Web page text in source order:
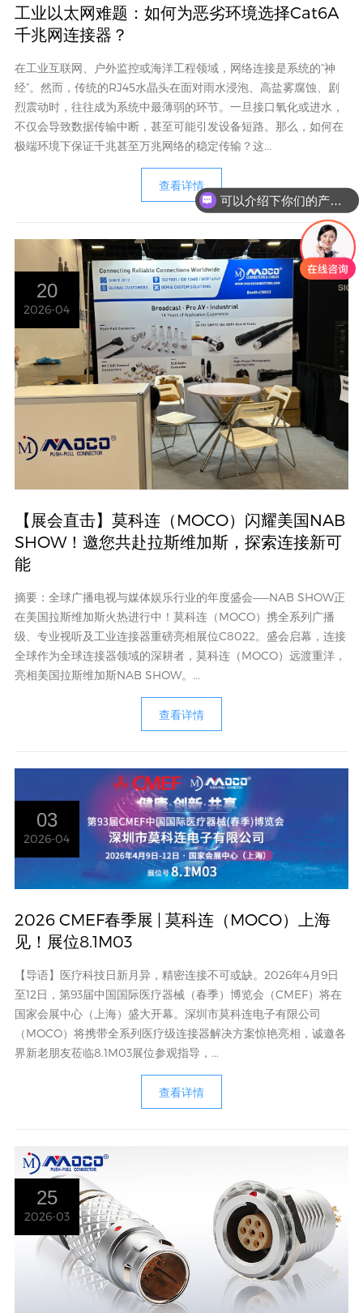
工业以太网难题：如何为恶劣环境选择Cat6A
千兆网连接器？
在工业互联网、户外监控或海洋工程领域，网络连接是系统的“神
经”。然而，传统的RJ45水晶头在面对雨水浸泡、高盐雾腐蚀、剧
烈震动时，往往成为系统中最薄弱的环节。一旦接口氧化或进水，
不仅会导致数据传输中断，甚至可能引发设备短路。那么，如何在
极端环境下保证千兆甚至万兆网络的稳定传输？这...
查看详情
20
2026-04
【展会直击】莫科连（MOCO）闪耀美国NAB
SHOW！邀您共赴拉斯维加斯，探索连接新可
能
摘要：全球广播电视与媒体娱乐行业的年度盛会——NAB SHOW正
在美国拉斯维加斯火热进行中！莫科连（MOCO）携全系列广播
级、专业视听及工业连接器重磅亮相展位C8022。盛会启幕，连接
全球作为全球连接器领域的深耕者，莫科连（MOCO）远渡重洋，
亮相美国拉斯维加斯NAB SHOW。...
查看详情
03
2026-04
2026 CMEF春季展 | 莫科连（MOCO）上海
见！展位8.1M03
【导语】医疗科技日新月异，精密连接不可或缺。2026年4月9日
至12日，第93届中国国际医疗器械（春季）博览会（CMEF）将在
国家会展中心（上海）盛大开幕。深圳市莫科连电子有限公司
（MOCO）将携带全系列医疗级连接器解决方案惊艳亮相，诚邀各
界新老朋友莅临8.1M03展位参观指导，...
查看详情
25
2026-03
可以介绍下你们的产品么